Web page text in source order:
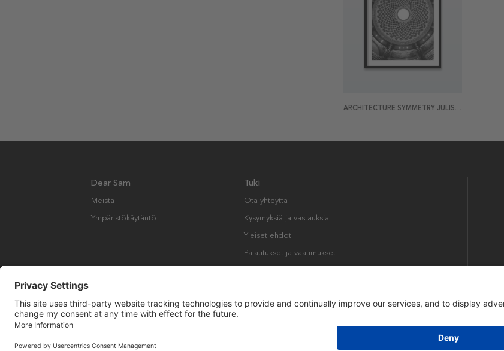
ARCHITECTURE SYMMETRY JULISTE
Dear Sam
Meistä
Ympäristökäytäntö
Tuki
Ota yhteyttä
Kysymyksiä ja vastauksia
Yleiset ehdot
Palautukset ja vaatimukset